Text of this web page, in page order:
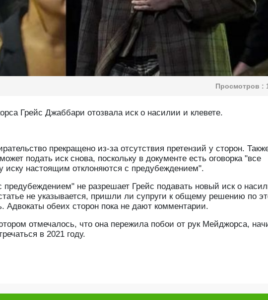
Просмотров :
Грейс Джаббари отозвала иск о насилии и клевете.
прекращено из-за отсутствия претензий у сторон.
подать иск снова, поскольку в документе есть оговорка "все
иску настоящим отклоняются с предубеждением".
предубеждением" не разрешает Грейс подавать новый иск о
не указывается, пришли ли супруги к общему решению по
Адвокаты обеих сторон пока не дают комментарии.
отмечалось, что она пережила побои от рук Мейджорса,
в 2021 году.